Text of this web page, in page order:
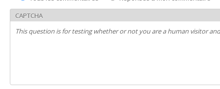
CAPTCHA
This question is for testing whether or not you are a human visitor